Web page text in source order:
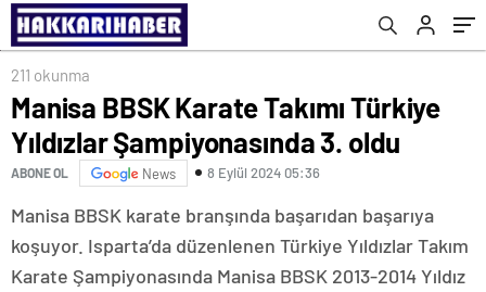
211 okunma
Manisa BBSK Karate Takımı Türkiye
Yıldızlar Şampiyonasında 3. oldu
ABONE OL News 8 Eylül 2024 05:36
Manisa BBSK karate branşında başarıdan başarıya
koşuyor. Isparta’da düzenlenen Türkiye Yıldızlar Takım
Karate Şampiyonasında Manisa BBSK 2013-2014 Yıldız